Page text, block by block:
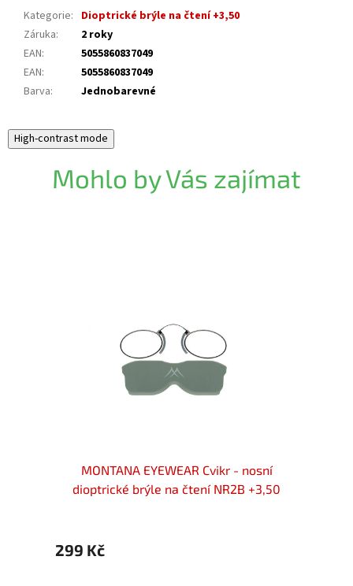
Kategorie: Dioptrické brýle na čtení +3,50
Záruka:
2 roky
EAN:
5055860837049
EAN:
5055860837049
Barva: Jednobarevné
High-contrast mode
Mohlo by Vás zajímat
MONTANA EYEWEAR Cvikr - nosní
dioptrické brýle na čtení NR2B +3,50
299 Kč